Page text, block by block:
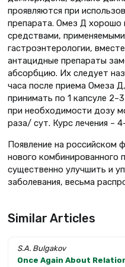
проявляются при
препарата. Омез Д хорошо
средствами,
гастроэнтерологии,
антацидные препараты
абсорбцию. Их следует
часа после приема Омеза
принимать по 1 капсуле
при необходимости дозу
раза/ сут. Курс лечения –
Появление на российском
нового
существенно улучшить и
заболевания, весьма
Similar Articles
S.A. Bulgakov
Once Again About